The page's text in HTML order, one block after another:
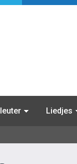
Liedjes